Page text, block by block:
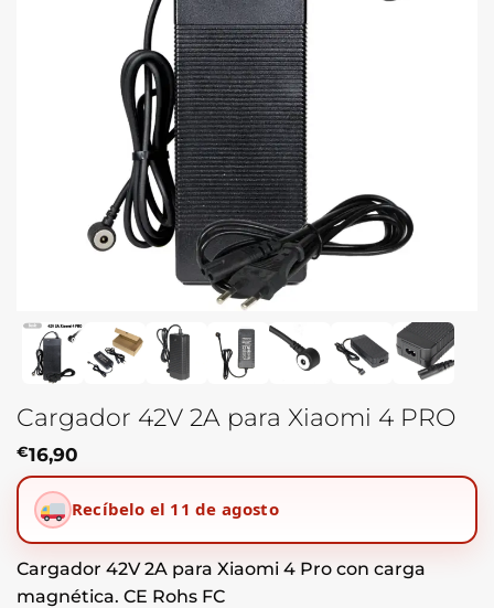
Cargador 42V 2A para Xiaomi 4 PRO
€16,90
Recíbelo el 11 de agosto
Cargador 42V 2A para Xiaomi 4 Pro con carga
magnética. CE Rohs FC